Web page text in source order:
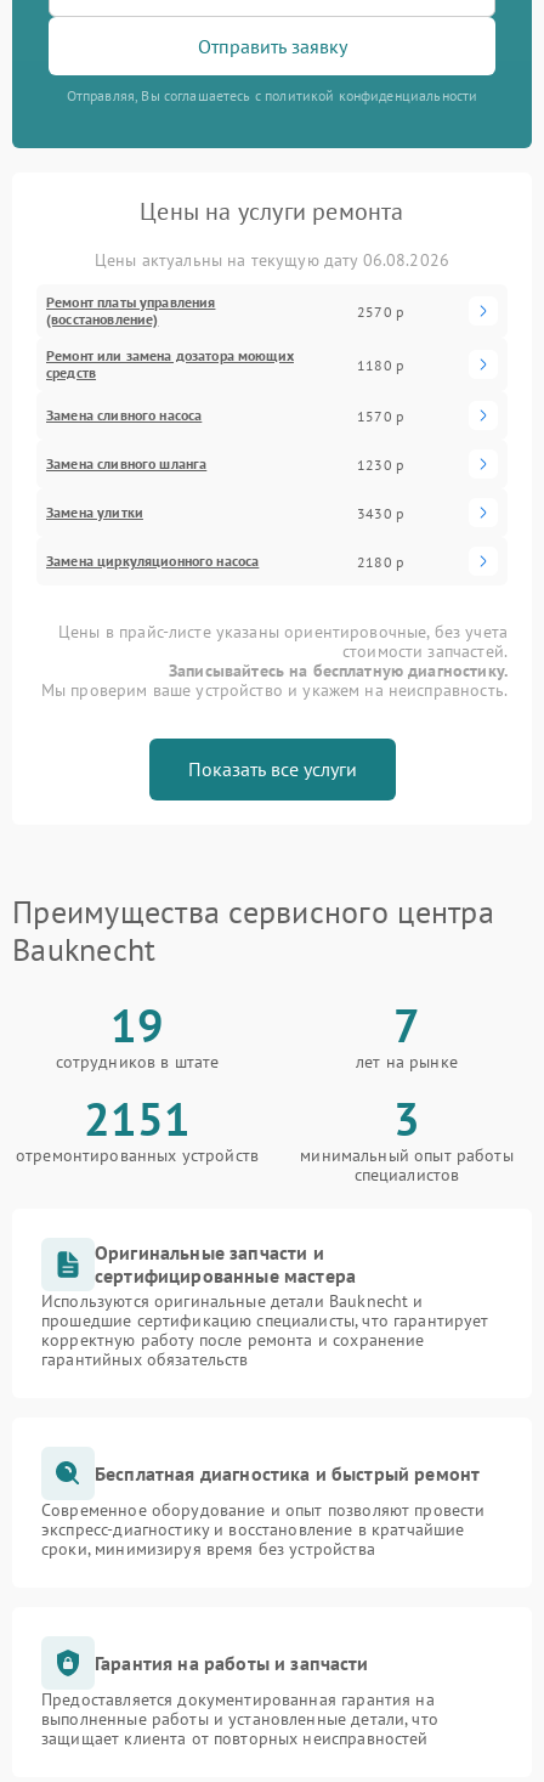
Отправить заявку
Отправляя, Вы соглашаетесь с политикой конфиденциальности
Цены на услуги ремонта
Цены актуальны на текущую дату 06.08.2026
Ремонт платы управления
(восстановление)
2570 р
Ремонт или замена дозатора моющих
средств
1180 р
Замена сливного насоса 1570 р
Замена сливного шланга 1230 р
Замена улитки 3430 р
Замена циркуляционного насоса 2180 р
Цены в прайс-листе указаны ориентировочные, без учета
стоимости запчастей.
Записывайтесь на бесплатную диагностику.
Мы проверим ваше устройство и укажем на неисправность.
Показать все услуги
Преимущества сервисного центра
Bauknecht
19
сотрудников в штате
7
лет на рынке
2151
отремонтированных устройств
3
минимальный опыт работы
специалистов
Оригинальные запчасти и
сертифицированные мастера
Используются оригинальные детали Bauknecht и
прошедшие сертификацию специалисты, что гарантирует
корректную работу после ремонта и сохранение
гарантийных обязательств
Бесплатная диагностика и быстрый ремонт
Современное оборудование и опыт позволяют провести
экспресс-диагностику и восстановление в кратчайшие
сроки, минимизируя время без устройства
Гарантия на работы и запчасти
Предоставляется документированная гарантия на
выполненные работы и установленные детали, что
защищает клиента от повторных неисправностей